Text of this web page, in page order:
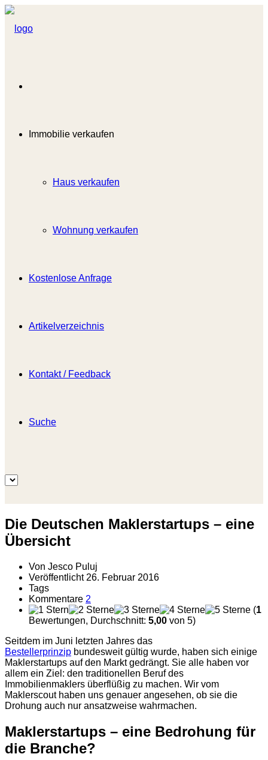
Immobilie verkaufen
Haus verkaufen
Wohnung verkaufen
Kostenlose Anfrage
Artikelverzeichnis
Kontakt / Feedback
Suche
Die Deutschen Maklerstartups – eine
Übersicht
Von Jesco Puluj
Veröffentlicht26. Februar 2016
Tags
Kommentare 2
(1
Bewertungen, Durchschnitt: 5,00 von 5)
Seitdem im Juni letzten Jahres das
Bestellerprinzip bundesweit gültig wurde, haben sich einige
Maklerstartups auf den Markt gedrängt. Sie alle haben vor
allem ein Ziel: den traditionellen Beruf des
Immobilienmaklers überflüßig zu machen. Wir vom
Maklerscout haben uns genauer angesehen, ob sie die
Drohung auch nur ansatzweise wahrmachen.
Maklerstartups – eine Bedrohung für
die Branche?